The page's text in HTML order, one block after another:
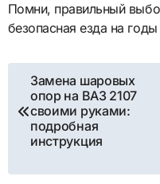
Помни, правильный
безопасная езда на
Навигация
по
записям
Замена шаровых
опор на ВАЗ 2107
своими руками:
подробная
инструкция